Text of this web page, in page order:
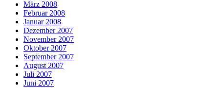
März 2008
Februar 2008
Januar 2008
Dezember 2007
November 2007
Oktober 2007
September 2007
August 2007
Juli 2007
Juni 2007